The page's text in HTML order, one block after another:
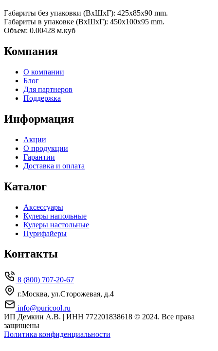
Габариты без упаковки (ВxШxГ): 425x85x90 mm.
Габариты в упаковке (ВxШxГ): 450x100x95 mm.
Объем: 0.00428 м.куб
Компания
О компании
Блог
Для партнеров
Поддержка
Информация
Акции
О продукции
Гарантии
Доставка и оплата
Каталог
Аксессуары
Кулеры напольные
Кулеры настольные
Пурифайеры
Контакты
8 (800) 707-20-67
г.Москва, ул.Сторожевая, д.4
info@puricool.ru
ИП Демкин А.В. | ИНН 772201838618 © 2024. Все права
защищены
Политика конфиденциальности